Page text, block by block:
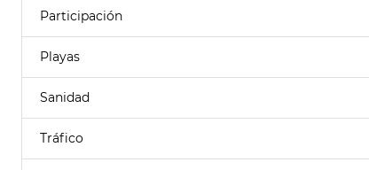
Participación
Playas
Sanidad
Tráfico